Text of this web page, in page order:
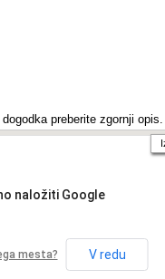
preberite zgornji opis.
naložiti Google
mesta? V redu